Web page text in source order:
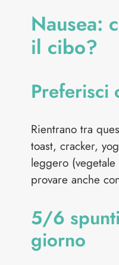
Nausea:
il cibo?
Preferisci
Rientrano tra
toast, cracker,
leggero
provare anche
5/6
giorno